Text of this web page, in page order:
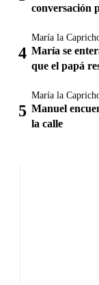
conversación
María la
María se
que el papá
María la
Manuel
la calle